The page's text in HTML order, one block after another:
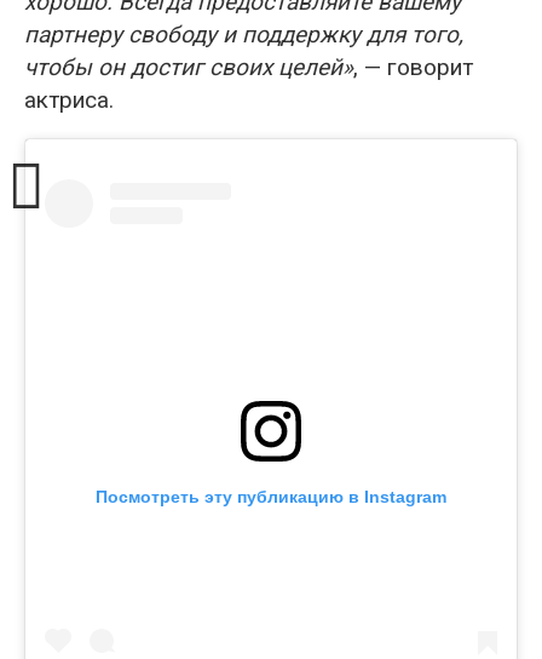
партнеру свободу и поддержку для того,
чтобы он достиг своих целей», — говорит
актриса.
Посмотреть эту публикацию в Instagram